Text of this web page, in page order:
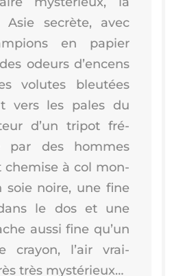
Asie secrète, avec
en papier
odeurs d’en­cens
volutes bleu­tées
vers les pales du
d’un tri­pot fré­
par des hommes
che­mise à col mon­
soie noire, une fine
le dos et une
aus­si fine qu’un
crayon, l’air vrai­
très mystérieux…